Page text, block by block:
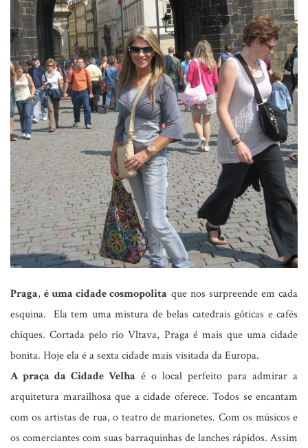
Praga,é uma cidade cosmopolita que nos surpreende em cada
esquina. Ela tem uma mistura de belas catedrais góticas e cafés
chiques. Cortada pelo rio Vltava, Praga é mais que uma cidade
bonita. Hoje ela é a sexta cidade mais visitada da Europa.
A praça da Cidade Velha é o local perfeito para admirar a
arquitetura marailhosa que a cidade oferece. Todos se encantam
com os artistas de rua, o teatro de marionetes. Com os músicos e
os comerciantes com suas barraquinhas de lanches rápidos. Assim